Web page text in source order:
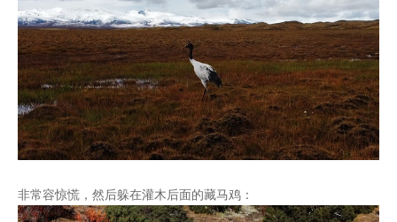
非常容惊慌，然后躲在灌木后面的藏马鸡：